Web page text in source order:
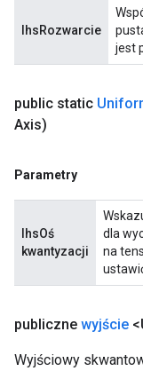
lhsRozwarcie
jest
public static
Axis)
Parametry
lhsOś
kwantyzacji
dla
na
publiczne wyjście
Wyjściowy